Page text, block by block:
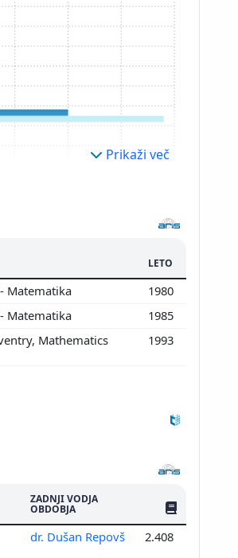
Prikaži več
LETO
Matematika
1980
Matematika
1985
Mathematics
1993
ZADNJI VODJA
OBDOBJA ŠTEV.
dr. Dušan Repovš 2.408